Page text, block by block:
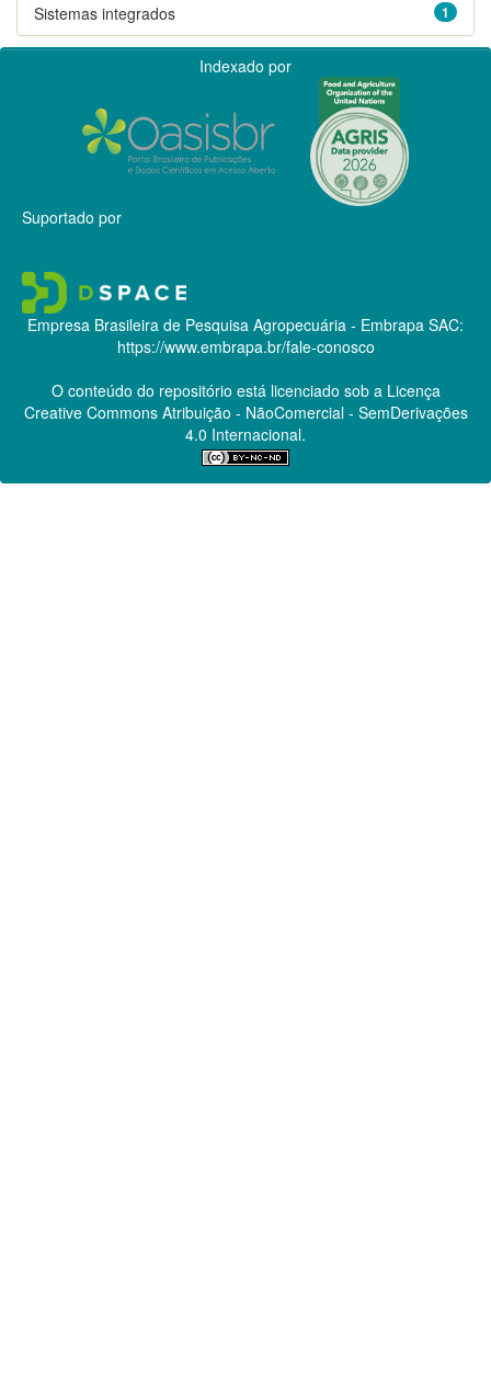
1
Sistemas integrados
Indexado por
Suportado por
Empresa Brasileira de Pesquisa Agropecuária - Embrapa SAC:
https://www.embrapa.br/fale-conosco
O conteúdo do repositório está licenciado sob a Licença
Creative CommonsAtribuição - NãoComercial - SemDerivações
4.0 Internacional.